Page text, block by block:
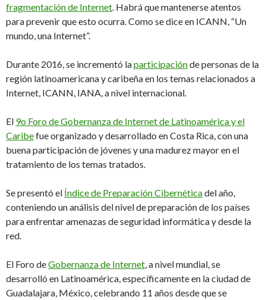
fragmentación de Internet . Habrá que mantenerse atentos
para prevenir que esto ocurra. Como se dice en ICANN, “Un
mundo, una Internet”.
Durante 2016, se incrementó laparticipaciónde personas de la
región latinoamericana y caribeña en los temas relacionados a
Internet, ICANN, IANA, a nivel internacional.
El 9o Foro de Gobernanza de Internet de Latinoamérica y el
Caribefue organizado y desarrollado en Costa Rica, con una
buena participación de jóvenes y una madurez mayor en el
tratamiento de los temas tratados.
Se presentó el Índice de Preparación Cibernéticadel año,
conteniendo un análisis del nivel de preparación de los países
para enfrentar amenazas de seguridad informática y desde la
red.
El Foro deGobernanza de Internet , a nivel mundial, se
desarrolló en Latinoamérica, específicamente en la ciudad de
Guadalajara, México, celebrando 11 años desde que se